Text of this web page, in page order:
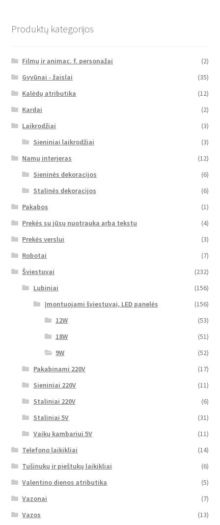
Produktų kategorijos
Filmų ir animac. f. personažai
(2)
Gyvūnai - žaislai
(35)
Kalėdų atributika
(12)
Kardai
(2)
Laikrodžiai
(3)
Sieniniai laikrodžiai
(3)
Namų interjeras
(12)
Sieninės dekoracijos
(6)
Stalinės dekoracijos
(6)
Pakabos
(1)
Prekės su jūsų nuotrauka arba tekstu
(4)
Prekės verslui
(3)
Robotai
(7)
Šviestuvai
(232)
Lubiniai
(156)
Įmontuojami šviestuvai, LED panelės
(156)
12W
(53)
18W
(51)
9W
(52)
Pakabinami 220V
(17)
Sieniniai 220V
(11)
Staliniai 220V
(6)
Staliniai 5V
(31)
Vaikų kambariui 5V
(11)
Telefono laikikliai
(14)
Tušinukų ir pieštukų laikikliai
(6)
Valentino dienos atributika
(5)
Vazonai
(7)
Vazos
(13)